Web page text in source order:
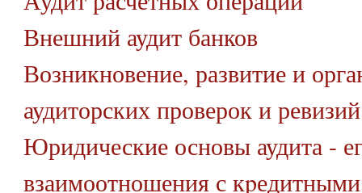
Внешний аудит банков
Возникновение, развитие и
аудиторских проверок и
Юридические основы аудита -
взаимоотношения с